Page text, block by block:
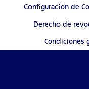
Configuración de
Derecho de
Condiciones